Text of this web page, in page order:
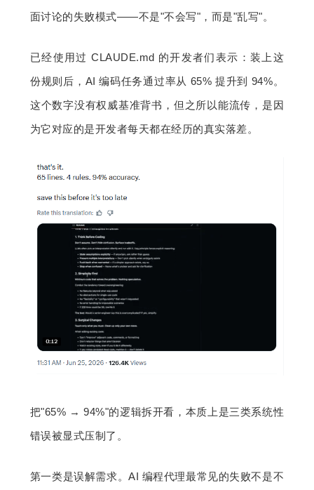
面讨论的失败模式——不是"不会写"，而是"乱写"。
已经使用过 CLAUDE.md 的开发者们表示：装上这
份规则后，AI 编码任务通过率从 65% 提升到 94%。
这个数字没有权威基准背书，但之所以能流传，是因
为它对应的是开发者每天都在经历的真实落差。
把"65% → 94%"的逻辑拆开看，本质上是三类系统性
错误被显式压制了。
第一类是误解需求。AI 编程代理最常见的失败不是不